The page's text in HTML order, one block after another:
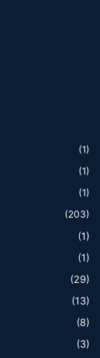
(1)
(1)
(1)
(203)
(1)
(1)
(29)
(13)
(8)
(3)